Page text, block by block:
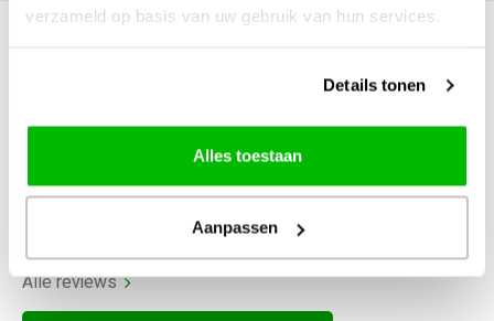
verzameld op basis van uw gebruik van hun services.
Details tonen
Alles toestaan
Aanpassen
Alle reviews